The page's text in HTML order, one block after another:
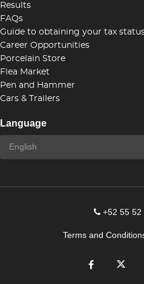
Results
FAQs
Guide to obtaining your tax
Career Opportunities
Porcelain Store
Flea Market
Pen and Hammer
Cars & Trailers
Language
+52 55 52
Terms and